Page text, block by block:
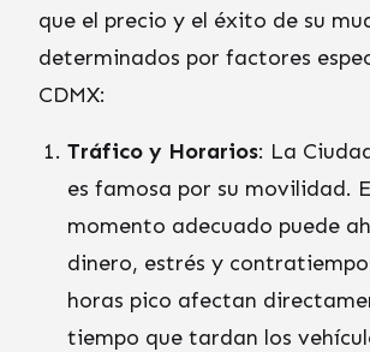
que el precio y el éxito de su
determinados por factores
CDMX:
Tráfico y Horarios: La
es famosa por su movilidad.
momento adecuado puede
dinero, estrés y
horas pico afectan
tiempo que tardan los